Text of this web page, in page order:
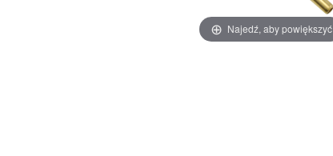
Najedź, aby powiększyć